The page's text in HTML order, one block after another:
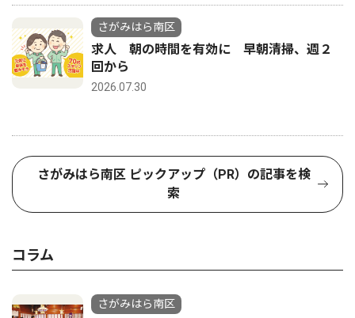
さがみはら南区
求人 朝の時間を有効に 早朝清掃、週２
回から
2026.07.30
さがみはら南区 ピックアップ（PR）の記事を検
索
コラム
さがみはら南区